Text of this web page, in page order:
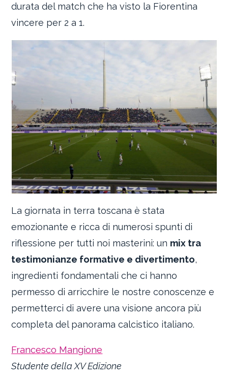
durata del match che ha visto la Fiorentina
vincere per 2 a 1.
La giornata in terra toscana è stata
emozionante e ricca di numerosi spunti di
riflessione per tutti noi masterini: un mix tra
testimonianze formative e divertimento,
ingredienti fondamentali che ci hanno
permesso di arricchire le nostre conoscenze e
permetterci di avere una visione ancora più
completa del panorama calcistico italiano.
Francesco Mangione
Studente della XV Edizione